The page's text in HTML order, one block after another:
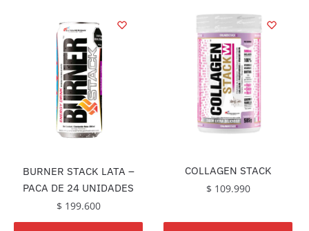
BURNER STACK LATA –
PACA DE 24 UNIDADES
$ 199.600
COLLAGEN STACK
$ 109.990